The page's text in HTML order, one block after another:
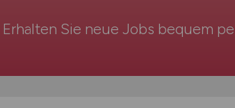
Erhalten Sie neue Jobs bequem